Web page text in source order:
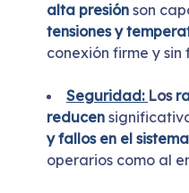
alta presión son
tensiones y
conexión firme y sin
Seguridad: Los
reducen
y fallos en el sistema
operarios como al